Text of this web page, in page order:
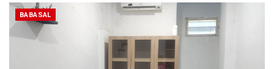
BABASAL